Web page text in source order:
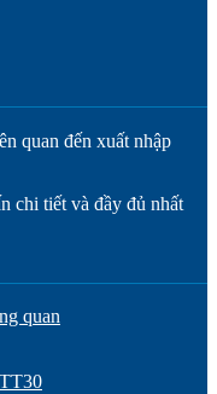
quan đến xuất nhập
chi tiết và đầy đủ nhất
quan